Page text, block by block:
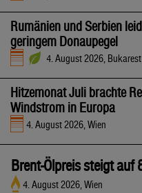
Rumänien und Serbien
geringem Donaupegel
4. August 2026, Bukarest
Hitzemonat Juli brachte
Windstrom in Europa
4. August 2026, Wien
Brent-Ölpreis steigt auf
4. August 2026, Wien